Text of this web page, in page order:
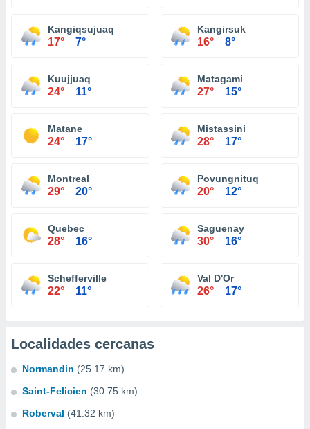
Kangiqsujuaq
17° 7°
Kangirsuk
16° 8°
Kuujjuaq
24° 11°
Matagami
27° 15°
Matane
24° 17°
Mistassini
28° 17°
Montreal
29° 20°
Povungnituq
20° 12°
Quebec
28° 16°
Saguenay
30° 16°
Schefferville
22° 11°
Val D'Or
26° 17°
Localidades cercanas
Normandin (25.17 km)
Saint-Felicien (30.75 km)
Roberval (41.32 km)